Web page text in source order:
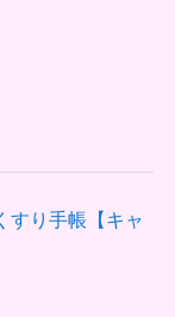
すり手帳【キャ